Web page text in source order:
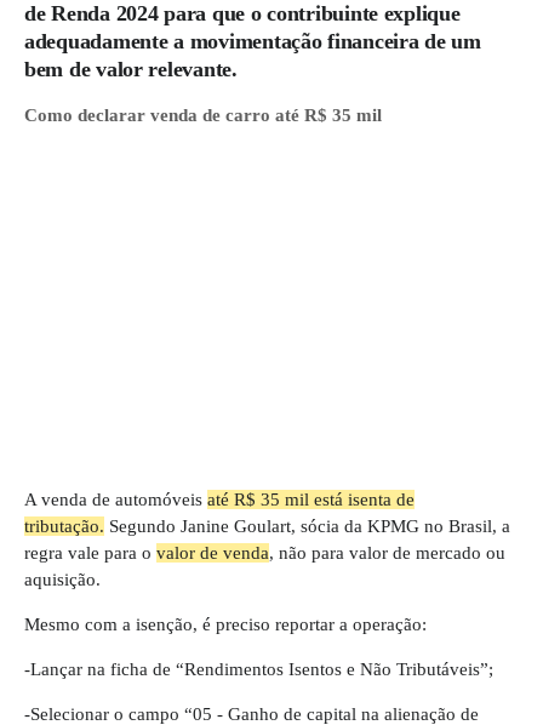
de Renda 2024 para que o contribuinte explique
adequadamente a movimentação financeira de um
bem de valor relevante.
Como declarar venda de carro até R$ 35 mil
A venda de automóveis até R$ 35 mil está isenta de
tributação. Segundo Janine Goulart, sócia da KPMG no Brasil, a
regra vale para o valor de venda, não para valor de mercado ou
aquisição.
Mesmo com a isenção, é preciso reportar a operação:
-Lançar na ficha de “Rendimentos Isentos e Não Tributáveis”;
-Selecionar o campo “05 - Ganho de capital na alienação de